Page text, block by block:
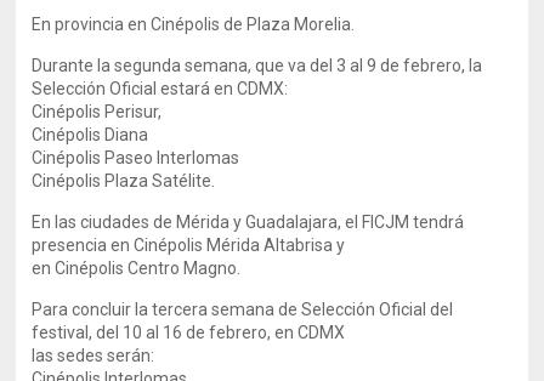
En provincia en Cinépolis de Plaza Morelia.
Durante la segunda semana, que va del 3 al 9 de febrero, la
Selección Oficial estará en CDMX:
Cinépolis Perisur,
Cinépolis Diana
Cinépolis Paseo Interlomas
Cinépolis Plaza Satélite.
En las ciudades de Mérida y Guadalajara, el FICJM tendrá
presencia en Cinépolis Mérida Altabrisa y
en Cinépolis Centro Magno.
Para concluir la tercera semana de Selección Oficial del
festival, del 10 al 16 de febrero, en CDMX
las sedes serán: